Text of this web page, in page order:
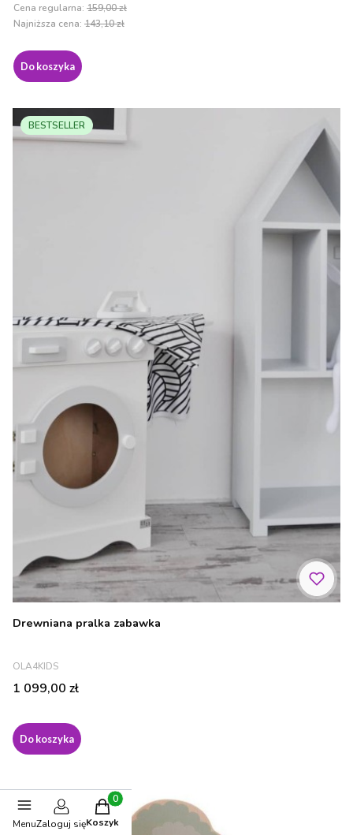
Cena regularna: 159,00 zł
Najniższa cena: 143,10 zł
Do koszyka
BESTSELLER
Drewniana pralka zabawka
PRODUCENT
OLA4KIDS
Cena
1 099,00 zł
Do koszyka
MenuZaloguj się
Produkty w koszyku: 0. Zobacz szczegóły
Koszyk